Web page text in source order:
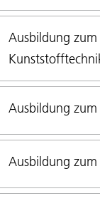
Ausbildung
Ausbildung
Ausbildung